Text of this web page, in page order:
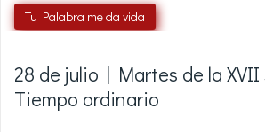
Tu Palabra me da vida
28 de julio | Martes de la XVII
Tiempo ordinario